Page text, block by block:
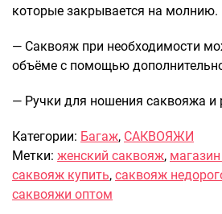
Сумки
Сумки
Сумки
Сумки для
Сумки-
Сумки-
которые закрывается на молнию.
— Саквояж при необходимости
объёме с помощью
— Ручки для ношения саквояжа и
Категории: Багаж, САКВОЯЖИ
Метки: женский саквояж,
саквояж купить, саквояж
саквояжи оптом